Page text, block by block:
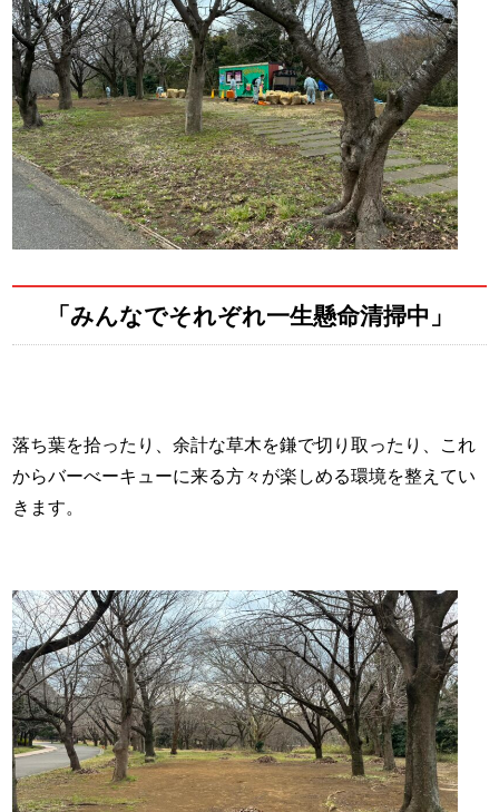
「みんなでそれぞれ一生懸命清掃中」
落ち葉を拾ったり、余計な草木を鎌で切り取ったり、これ
からバーべーキューに来る方々が楽しめる環境を整えてい
きます。